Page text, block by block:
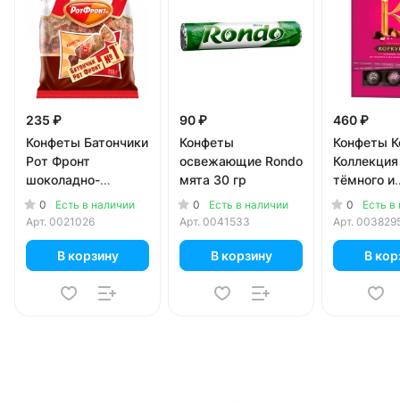
235 ₽
Конфеты Батончики
Рот Фронт
шоколадно-
сливочный вкус
250 гр
0
Есть в наличии
Арт. 0021026
В корзину
90 ₽
Конфеты
освежающие Rondo
мята 30 гр
0
Есть в наличии
Арт. 0041533
В корзину
460 ₽
Конфеты
тёмного и
молочного
шоколада
0
Есть в
Арт.
В